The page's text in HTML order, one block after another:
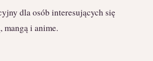
dla osób interesujących się
mangą i anime.